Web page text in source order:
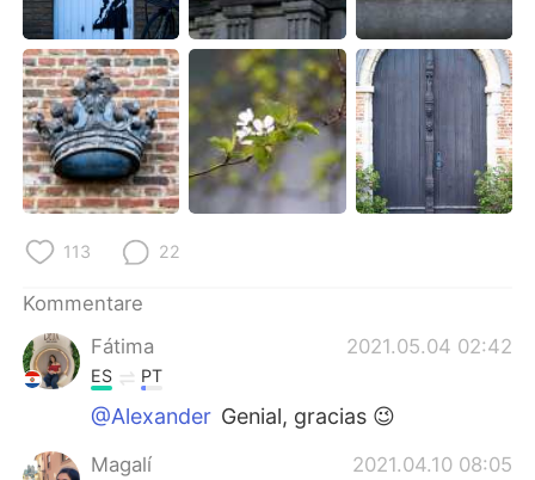
Türkçe Tiếng Việt
Português
113 22
Kommentare
Fátima
2021.05.04 02:42
ES PT
@Alexander Genial, gracias 😉
Magalí 2021.04.10 08:05